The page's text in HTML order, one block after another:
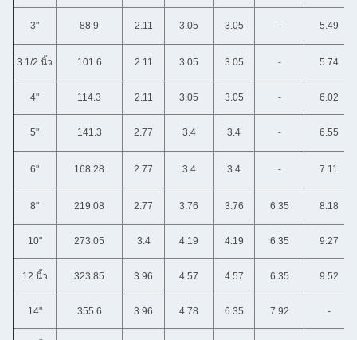
3" 88.9 2.11 3.05 3.05 - 5.49
3 1/2 นิ้ว 101.6 2.11 3.05 3.05 - 5.74
4" 114.3 2.11 3.05 3.05 - 6.02
5" 141.3 2.77 3.4 3.4 - 6.55
6" 168.28 2.77 3.4 3.4 - 7.11
8" 219.08 2.77 3.76 3.76 6.35 8.18
10" 273.05 3.4 4.19 4.19 6.35 9.27
12 นิ้ว 323.85 3.96 4.57 4.57 6.35 9.52
14" 355.6 3.96 4.78 6.35 7.92 -